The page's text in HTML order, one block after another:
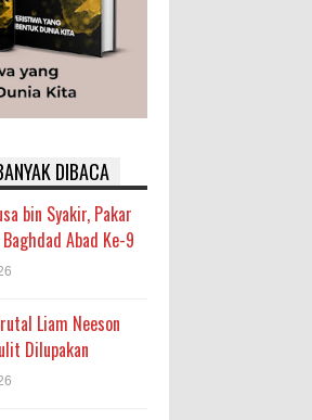
DIBACA
bin Syakir, Pakar
Abad Ke-9
Liam Neeson
Dilupakan